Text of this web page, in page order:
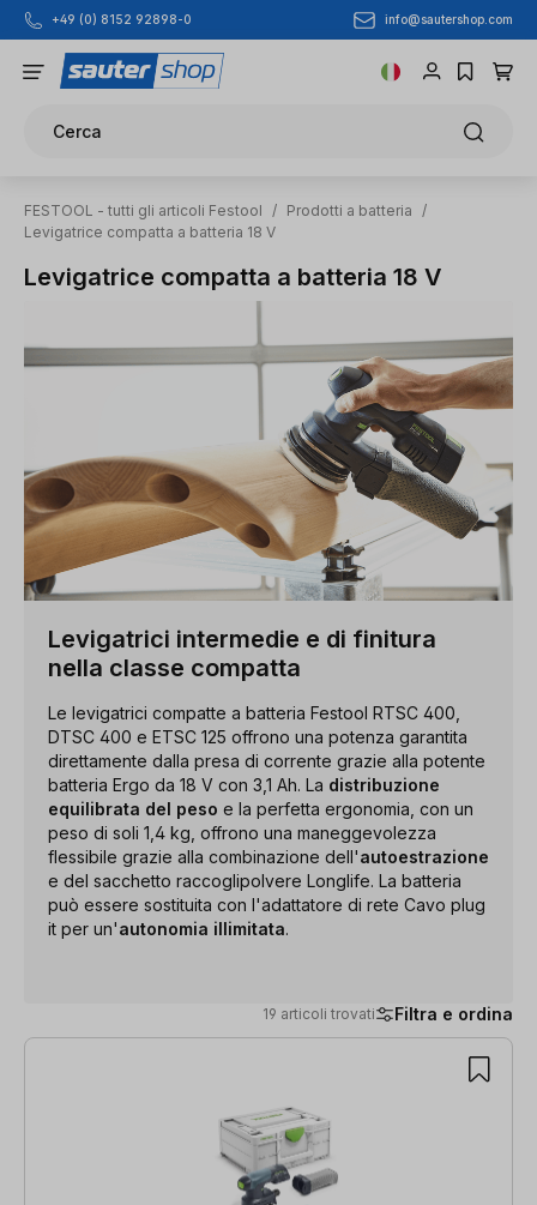
Passa al contenuto principale
+49 (0) 8152 92898-0 info@sautershop.com
Cerca
FESTOOL - tutti gli articoli Festool / Prodotti a batteria
/
Levigatrice compatta a batteria 18 V
Levigatrice compatta a batteria 18 V
Levigatrici intermedie e di finitura
nella classe compatta
Le levigatrici compatte a batteria Festool RTSC 400,
DTSC 400 e ETSC 125 offrono una potenza garantita
direttamente dalla presa di corrente grazie alla potente
batteria Ergo da 18 V con 3,1 Ah. La distribuzione
equilibrata del peso e la perfetta ergonomia, con un
peso di soli 1,4 kg, offrono una maneggevolezza
flessibile grazie alla combinazione dell'autoestrazione
e del sacchetto raccoglipolvere Longlife. La batteria
può essere sostituita con l'adattatore di rete Cavo plug
it per un'autonomia illimitata.
19 articoli trovati Filtra e ordina
19 articoli trovati